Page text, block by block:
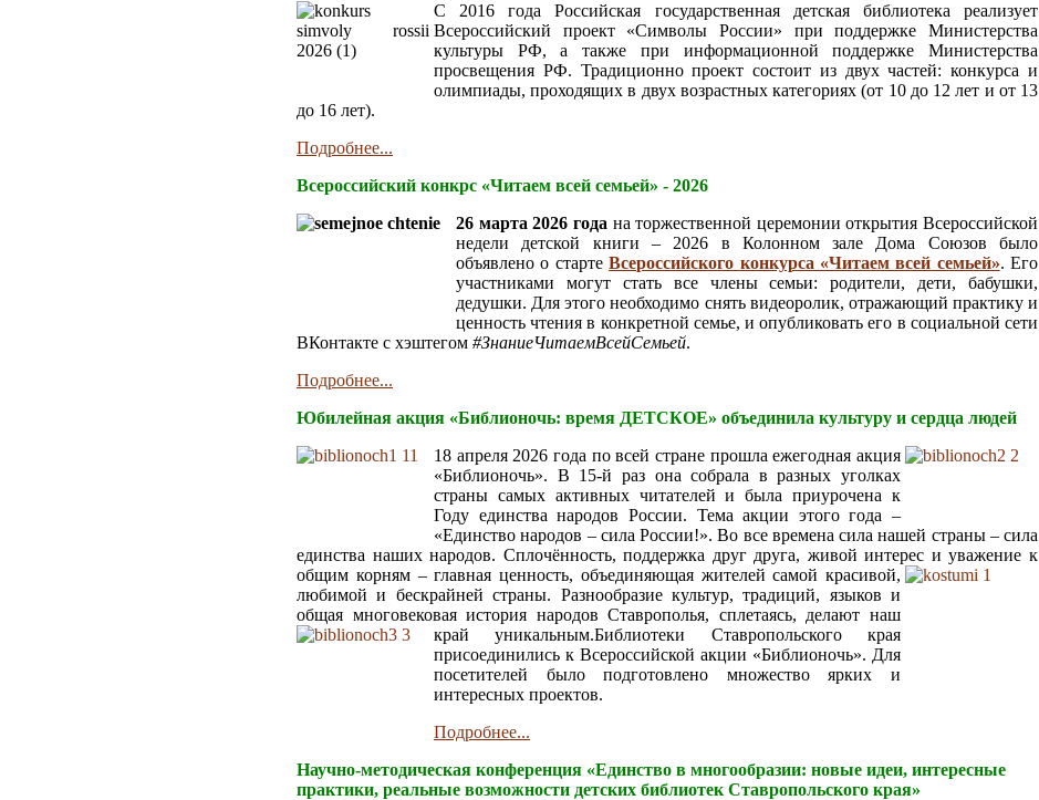
С 2016 года Российская государственная детская библиотека реализует
Всероссийский проект «Символы России» при поддержке Министерства
культуры РФ, а также при информационной поддержке Министерства
просвещения РФ. Традиционно проект состоит из двух частей: конкурса и
олимпиады, проходящих в двух возрастных категориях (от 10 до 12 лет и от 13
до 16 лет).
Подробнее...
Всероссийский конкрс «Читаем всей семьей» - 2026
26 марта 2026 года на торжественной церемонии открытия Всероссийской
недели детской книги – 2026 в Колонном зале Дома Союзов было
объявлено о стартеВсероссийского конкурса «Читаем всей семьей». Его
участниками могут стать все члены семьи: родители, дети, бабушки,
дедушки. Для этого необходимо снять видеоролик, отражающий практику и
ценность чтения в конкретной семье, и опубликовать его в социальной сети
ВКонтакте с хэштегом #ЗнаниеЧитаемВсейСемьей.
Подробнее...
Юбилейная акция «Библионочь: время ДЕТСКОЕ» объединила культуру и сердца людей
18 апреля 2026 года по всей стране прошла ежегодная акция
«Библионочь». В 15-й раз она собрала в разных уголках
страны самых активных читателей и была приурочена к
Году единства народов России. Тема акции этого года –
«Единство народов – сила России!». Во все времена сила нашей страны – сила
единства наших народов. Сплочённость, поддержка друг друга, живой интерес и уважение к
общим корням – главная ценность, объединяющая жителей самой красивой,
любимой и бескрайней страны. Разнообразие культур, традиций, языков и
общая многовековая история народов Ставрополья, сплетаясь, делают наш
крайуникальным.Библиотеки Ставропольского края
присоединились к Всероссийской акции «Библионочь». Для
посетителей было подготовлено множество ярких и
интересных проектов.
Подробнее...
Научно-методическая конференция «Единство в многообразии: новые идеи, интересные
практики, реальные возможности детских библиотек Ставропольского края»